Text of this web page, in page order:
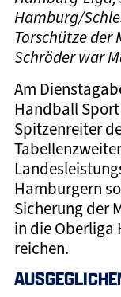
Hamburg/
Torschütze der
Schröder war
Am
Handball
Spitzenreiter
Hamburgern
Sicherung der
in die
reichen.